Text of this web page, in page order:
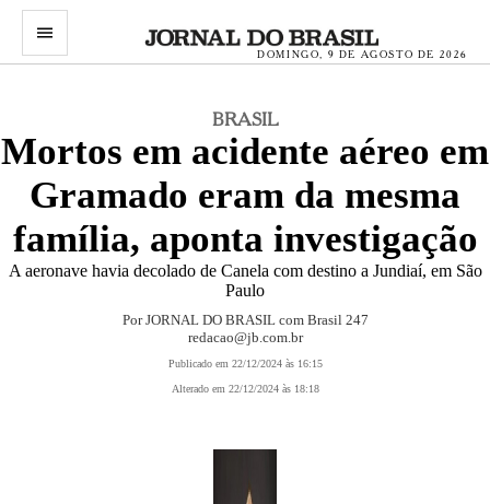
menu
DOMINGO, 9 DE AGOSTO DE 2026
BRASIL
Mortos em acidente aéreo em
Gramado eram da mesma
família, aponta investigação
A aeronave havia decolado de Canela com destino a Jundiaí, em São
Paulo
Por JORNAL DO BRASIL com Brasil 247
redacao@jb.com.br
Publicado em 22/12/2024 às 16:15
Alterado em 22/12/2024 às 18:18